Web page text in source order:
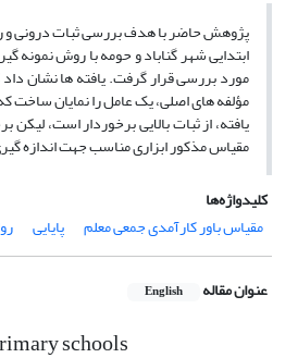
ابتدایی شهر گناباد و حومه با روش نمونه
یافته، از ثبات بالایی برخوردار است،
مقیاس مذکور ابزاری مناسب جهت اندازه
کلیدواژه‌ها
مقیاس باور کارآمدی جمعی معلم
پایایی
عنوان مقاله English
schools